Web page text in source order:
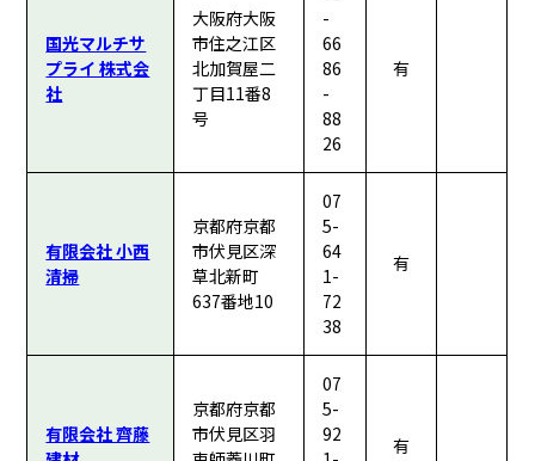
国光マルチサ
プライ 株式会
社
大阪府大阪
市住之江区
北加賀屋二
丁目11番8
号
-
66
86
-
88
26
有
有限会社 小西
清掃
京都府京都
市伏見区深
草北新町
637番地10
07
5-
64
1-
72
38
有
有限会社 齊藤
京都府京都
市伏見区羽
07
5-
92
有